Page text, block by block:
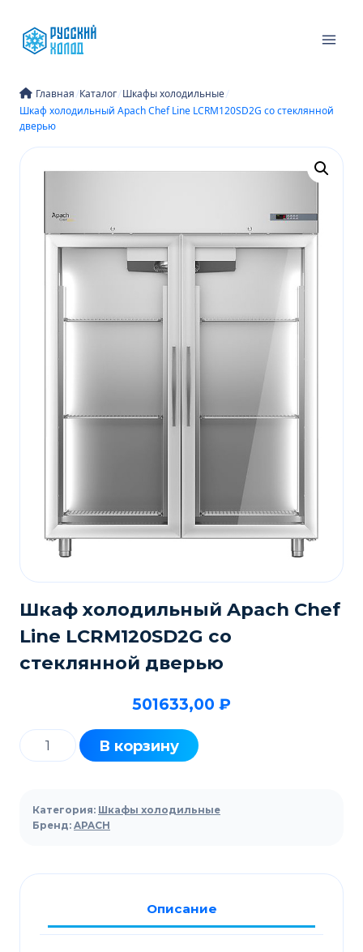
содержимому
Главная/Каталог/Шкафы холодильные/
Шкаф холодильный Apach Chef Line LCRM120SD2G со стеклянной
дверью
Шкаф холодильный Apach Chef
Line LCRM120SD2G со
стеклянной дверью
501633,00 ₽
Количество
товара
холодильный
Apach
Line
LCRM120SD2G
стеклянной
В корзину
Категория: Шкафы холодильные
Бренд: APACH
Описание